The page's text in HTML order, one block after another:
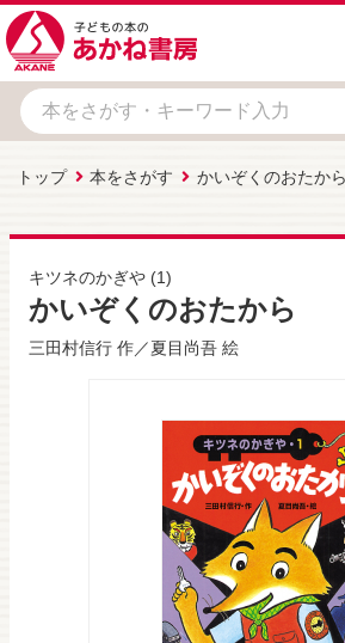
トップ 本をさがす かいぞくのおたから
キツネのかぎや (1)
かいぞくのおたから
三田村信行 作／夏目尚吾 絵